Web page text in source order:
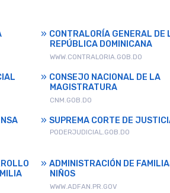
CONTRALORÍA GENERAL DE
REPÚBLICA DOMINICANA
WWW.CONTRALORIA.GOB.DO
CONSEJO NACIONAL DE LA
MAGISTRATURA
CNM.GOB.DO
SUPREMA CORTE DE
PODERJUDICIAL.GOB.DO
ADMINISTRACIÓN DE
NIÑOS
WWW.ADFAN.PR.GOV